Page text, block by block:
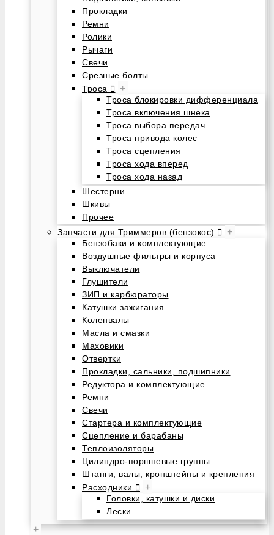
Прокладки
Ремни
Ролики
Рычаги
Свечи
Срезные болты
Троса
+
Троса блокировки дифференциала
Троса включения шнека
Троса выбора передач
Троса привода колес
Троса сцепления
Троса хода вперед
Троса хода назад
Шестерни
Шкивы
Прочее
Запчасти для Триммеров (бензокос)
+
Бензобаки и комплектующие
Воздушные фильтры и корпуса
Выключатели
Глушители
ЗИП и карбюраторы
Катушки зажигания
Коленвалы
Масла и смазки
Маховики
Отвертки
Прокладки, сальники, подшипники
Редуктора и комплектующие
Ремни
Свечи
Стартера и комплектующие
Сцепление и барабаны
Теплоизоляторы
Цилиндро-поршневые группы
Штанги, валы, кронштейны и крепления
Расходники
+
Головки, катушки и диски
Лески
+